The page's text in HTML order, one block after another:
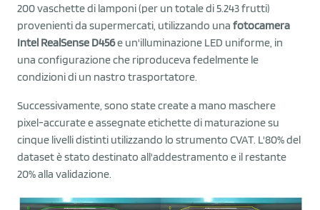
200 vaschette di lamponi (per un totale di 5.243 frutti)
provenienti da supermercati, utilizzando una fotocamera
Intel RealSense D456e un'illuminazione LED uniforme, in
una configurazione che riproduceva fedelmente le
condizioni di un nastro trasportatore.
Successivamente, sono state create a mano maschere
pixel-accurate e assegnate etichette di maturazione su
cinque livelli distinti utilizzando lo strumento CVAT. L'80% del
dataset è stato destinato all'addestramento e il restante
20% alla validazione.